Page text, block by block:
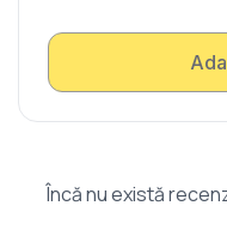
Încă nu există